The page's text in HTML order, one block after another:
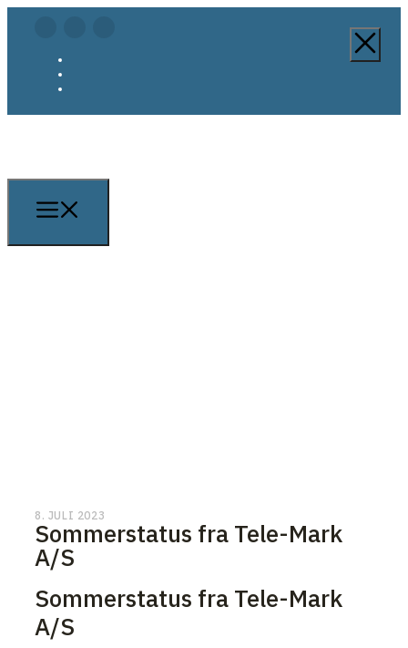
8. JULI 2023
Sommerstatus fra Tele-Mark
A/S
Sommerstatus fra Tele-Mark
A/S